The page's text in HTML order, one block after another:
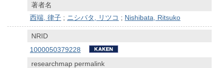
著者名
西端, 律子 ; ニシバタ, リツコ ; Nishibata, Ritsuko
NRID
1000050379228
researchmap permalink